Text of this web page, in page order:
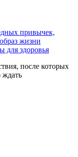
привычек,
жизни
для здоровья
после которых
ждать